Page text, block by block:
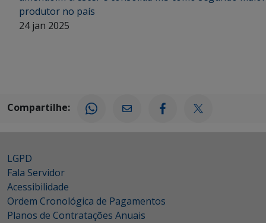
produtor no país
24 jan 2025
Compartilhe:
LGPD
Fala Servidor
Acessibilidade
Ordem Cronológica de Pagamentos
Planos de Contratações Anuais